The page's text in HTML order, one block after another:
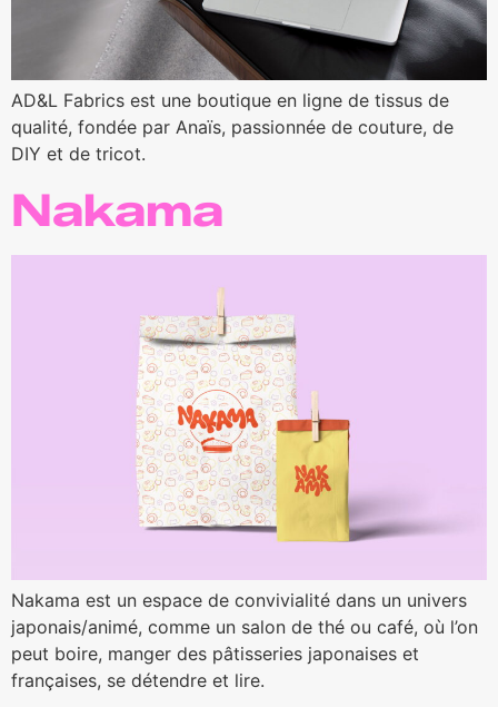
AD&L Fabrics est une boutique en ligne de tissus de
qualité, fondée par Anaïs, passionnée de couture, de
DIY et de tricot.
Nakama
Nakama est un espace de convivialité dans un univers
japonais/animé, comme un salon de thé ou café, où l’on
peut boire, manger des pâtisseries japonaises et
françaises, se détendre et lire.